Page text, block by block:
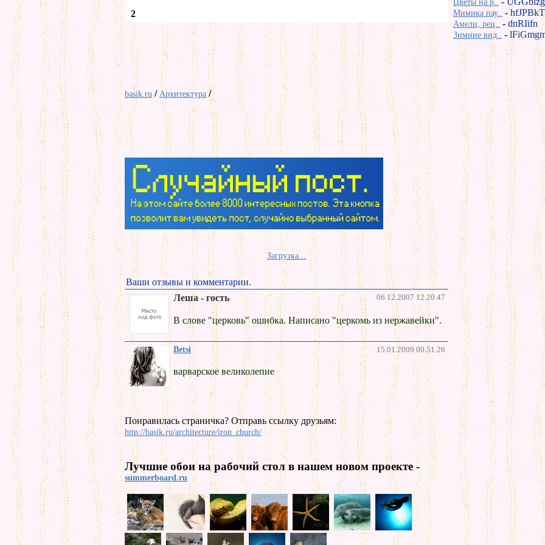
2
basik.ru / Архитектура /
Загрузка...
Ваши отзывы и комментарии.
Леша - гость
06.12.2007 12.20.47
В слове "церковь" ошибка. Написано "церкомь из нержавейки".
Betsi 15.01.2009 00.51.26
варварское великолепие
Понравилась страничка? Отправь ссылку друзьям:
http://basik.ru/architecture/iron_church/
Лучшие обои на рабочий стол в нашем новом проекте -
summerboard.ru
Цветы на р..
Мимика пау.. -hfJPBkT
Амели, рец.. - dnRIifn
Зимние вид.. -